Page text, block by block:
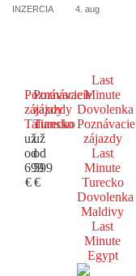
INZERCIA 4. aug
Poznávacie
zájazdy
Taliansko
už
od
699
€
Poznávacie
zájazdy
Turecko
už
od
599
€
Last
Minute
Dovolenka
Poznávacie
zájazdy
Last
Minute
Turecko
Dovolenka
Maldivy
Last
Minute
Egypt